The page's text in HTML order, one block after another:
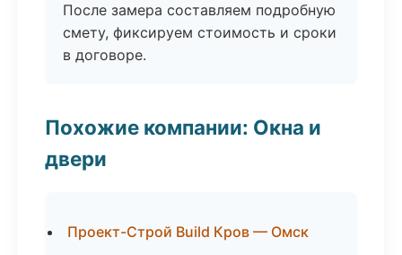
После замера составляем подробную
смету, фиксируем стоимость и сроки
в договоре.
Похожие компании: Окна и
двери
Проект-Строй Build Кров — Омск